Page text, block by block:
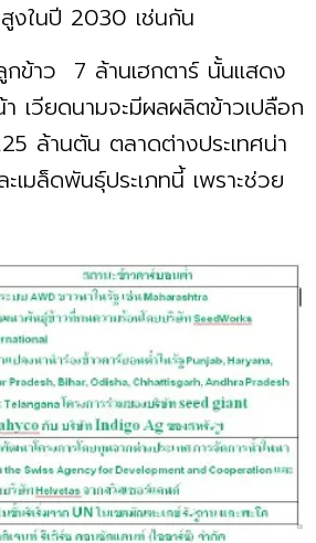
งในปี 2030 เช่นกัน
กข้าว 7 ล้านเฮกตาร์ นั้นแสดง
เวียดนามจะมีผลผลิตข้าวเปลือก
ล้านตัน ตลาดต่างประเทศน่า
เมล็ดพันธุ์ประเภทนี้ เพราะช่วย